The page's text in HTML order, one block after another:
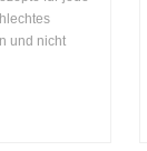
und nicht